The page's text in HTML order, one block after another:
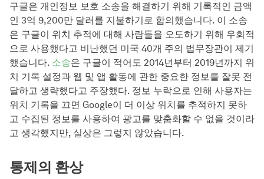
구글은 개인정보 보호 소송을 해결하기 위해 기록적인 금액
인 3억 9,200만 달러를 지불하기로 합의했습니다. 이 소송
은 구글이 위치 추적에 대해 사람들을 오도하기 위해 우회적
으로 사용했다고 비난했던 미국 40개 주의 법무장관이 제기
했습니다. 소송은 구글이 적어도 2014년부터 2019년까지 위
치 기록 설정과 웹 및 앱 활동에 관한 중요한 정보를 잘못 전
달하고 생략했다고 주장했다. 정보 누락으로 인해 사용자는
위치 기록을 끄면 Google이 더 이상 위치를 추적하지 못하
고 수집된 정보를 사용하여 광고를 맞춤화할 수 없을 것이라
고 생각했지만, 실상은 그렇지 않았습니다.
통제의 환상